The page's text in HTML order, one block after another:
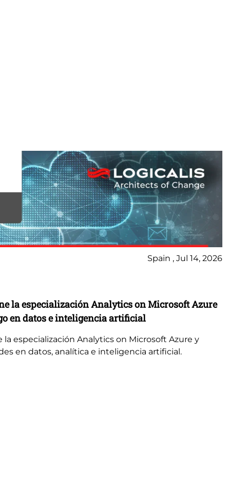
Spain , Jul 14, 2026
la especialización Analytics on Microsoft Azure
en datos e inteligencia artificial
la especialización Analytics on Microsoft Azure y
en datos, analítica e inteligencia artificial.